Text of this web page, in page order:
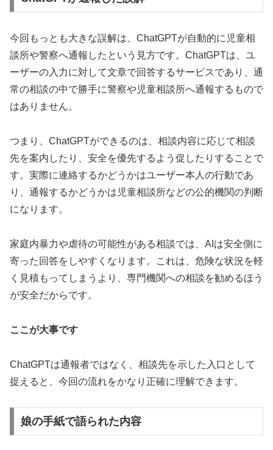
今回もっとも大きな誤解は、ChatGPTが自動的に児童相
談所や警察へ通報したという見方です。ChatGPTは、ユ
ーザーの入力に対して文章で回答するサービスであり、通
常の相談の中で勝手に警察や児童相談所へ通報するもので
はありません。
つまり、ChatGPTができるのは、相談内容に応じて相談
先を案内したり、安全を優先するよう促したりすることで
す。実際に連絡するかどうかはユーザー本人の行動であ
り、通報するかどうかは児童相談所などの公的機関の判断
になります。
家庭内暴力や虐待の可能性がある相談では、AIは安全側に
寄った回答をしやすくなります。これは、危険な状況を軽
く見積もってしまうより、専門機関への相談を勧めるほう
が安全だからです。
ここが大事です
ChatGPTは通報者ではなく、相談先を示した入口 として
捉えると、今回の流れをかなり正確に理解できます。
娘の手紙で語られた内容